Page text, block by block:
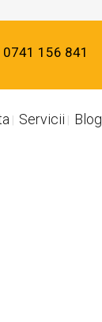
0741 156 841
Servicii Blog